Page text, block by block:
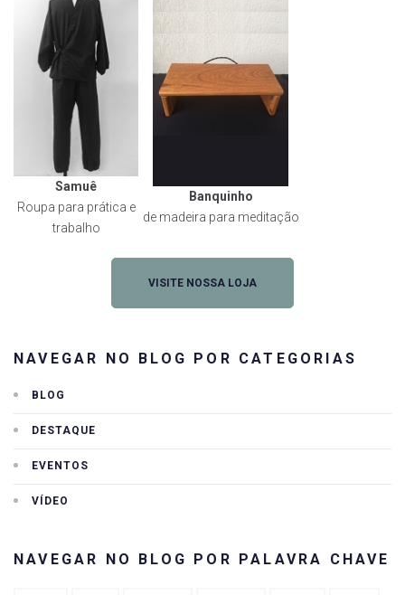
Samuê
Roupa para prática e
trabalho
Banquinho
de madeira para meditação
VISITE NOSSA LOJA
NAVEGAR NO BLOG POR CATEGORIAS
BLOG
DESTAQUE
EVENTOS
VÍDEO
NAVEGAR NO BLOG POR PALAVRA CHAVE